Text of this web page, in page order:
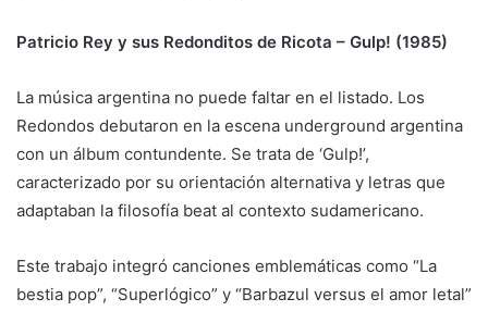
Patricio Rey y sus Redonditos de Ricota – Gulp! (1985)
La música argentina no puede faltar en el listado. Los
Redondos debutaron en la escena underground argentina
con un álbum contundente. Se trata de ‘Gulp!’,
caracterizado por su orientación alternativa y letras que
adaptaban la filosofía beat al contexto sudamericano.
Este trabajo integró canciones emblemáticas como “La
bestia pop”, “Superlógico” y “Barbazul versus el amor letal”